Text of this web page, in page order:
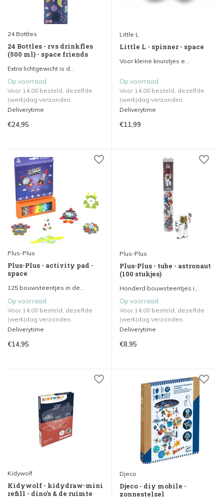
24 Bottles
24 Bottles - rvs drinkfles
(500 ml) - space friends
Extra lichtgewicht is d...
Op voorraad
Voor 14.00 besteld, dezelfde
(werk)dag verzonden.
Deliverytime
€24,95
Little L
Little L - spinner - space
Voor kleine knuistjes e...
Op voorraad
Voor 14.00 besteld, dezelfde
(werk)dag verzonden.
Deliverytime
€11,99
Plus-Plus
Plus-Plus - activity pad -
space
125 bouwsteentjes in de...
Op voorraad
Voor 14.00 besteld, dezelfde
(werk)dag verzonden.
Deliverytime
€14,95
Plus-Plus
Plus-Plus - tube - astronaut
(100 stukjes)
Honderd bouwsteentjes i...
Op voorraad
Voor 14.00 besteld, dezelfde
(werk)dag verzonden.
Deliverytime
€8,95
Kidywolf
Kidywolf - kidydraw-mini
refill - dino's & de ruimte
Djeco
Djeco - diy mobile -
zonnestelsel